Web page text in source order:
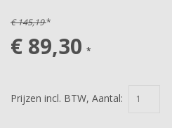
€ 145,19*
€ 89,30 *
Prijzen incl. BTW, Aantal: